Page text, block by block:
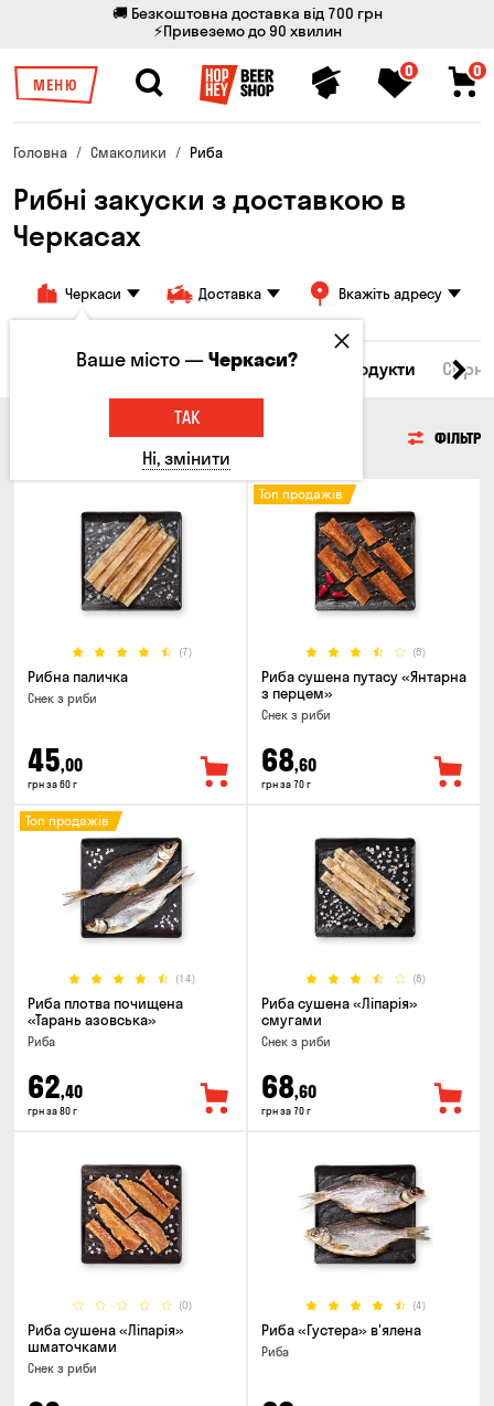
🚚 Безкоштовна доставка від 700 грн
⚡Привеземо до 90 хвилин
МЕНЮ
0 0
Головна Смаколики Риба
Рибні закуски з доставкою в
Черкасах
Черкаси Доставка Вкажіть адресу
Всі товари М'ясо Риба Морепродукти
ФІЛЬТР
(7)
Рибна паличка
Снек з риби
45,00
грн за 60 г
(8)
Топ продажів
Риба сушена путасу «Янтарна
з перцем»
Снек з риби
68,60
грн за 70 г
(14)
Топ продажів
Риба плотва почищена
«Тарань азовська»
Риба
62,40
грн за 80 г
(8)
Риба сушена «Ліпарія»
смугами
Снек з риби
68,60
грн за 70 г
(0)
Риба сушена «Ліпарія»
шматочками
Снек з риби
(4)
Риба «Густера» в'ялена
Риба
Ваше місто —Черкаси?
ТАК
Ні, змінити